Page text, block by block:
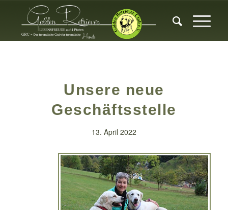
Unsere neue
Geschäftsstelle
13. April 2022